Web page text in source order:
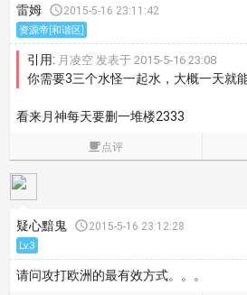
雷姆 2015-5-16 23:11:42
资源帝[和谐区]
引用: 月凌空 发表于 2015-5-16 23:08
你需要3三个水怪一起水，大概一天就
看来月神每天要删一堆楼2333
点评
疑心黯鬼 2015-5-16 23:12:28
Lv.3
请问攻打欧洲的最有效方式。。。